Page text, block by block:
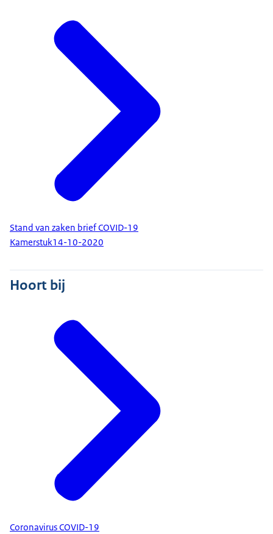
Stand van zaken brief COVID-19
Kamerstuk14-10-2020
Hoort bij
Coronavirus COVID-19